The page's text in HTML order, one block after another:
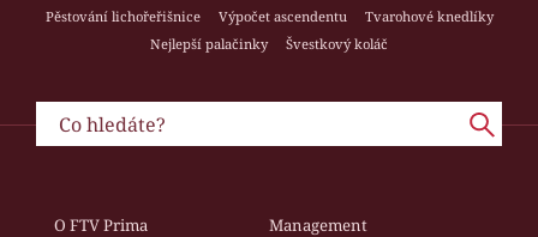
Pěstování lichořeřišnice
Výpočet ascendentu
Tvarohové knedlíky
Nejlepší palačinky
Švestkový koláč
O FTV Prima
Management